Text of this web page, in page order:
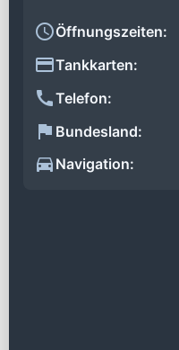
Öffnungszeiten:
Tankkarten:
Telefon:
Bundesland:
Navigation: